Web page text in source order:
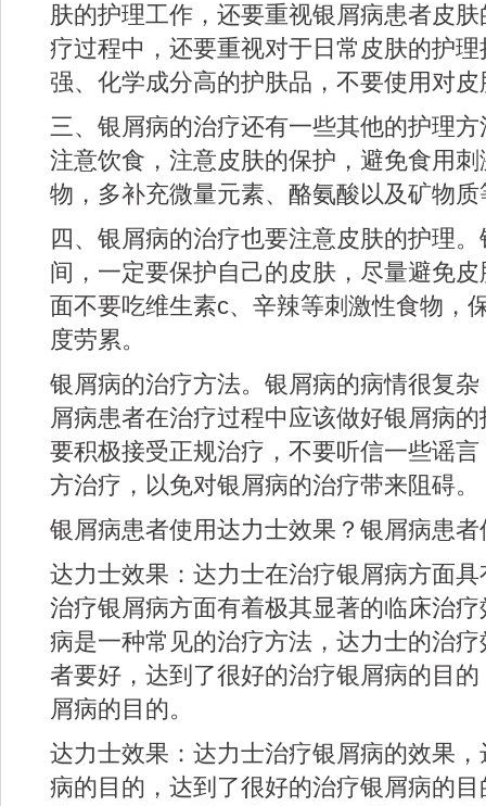
肤的护理工作，还要重视银屑病患者皮
疗过程中，还要重视对于日常皮肤的护
强、化学成分高的护肤品，不要使用对
三、银屑病的治疗还有一些其他的护理
注意饮食，注意皮肤的保护，避免食用
物，多补充微量元素、酪氨酸以及矿物质
四、银屑病的治疗也要注意皮肤的护理
间，一定要保护自己的皮肤，尽量避免
面不要吃维生素c、辛辣等刺激性食物，
度劳累。
银屑病的治疗方法。银屑病的病情很复
屑病患者在治疗过程中应该做好银屑病
要积极接受正规治疗，不要听信一些谣
方治疗，以免对银屑病的治疗带来阻碍。
银屑病患者使用达力士效果？银屑病患
达力士效果：达力士在治疗银屑病方面
治疗银屑病方面有着极其显著的临床治
病是一种常见的治疗方法，达力士的治
者要好，达到了很好的治疗银屑病的目
屑病的目的。
达力士效果：达力士治疗银屑病的效果
病的目的，达到了很好的治疗银屑病的